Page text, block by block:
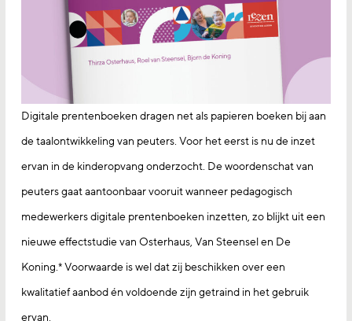
Digitale prentenboeken dragen net als papieren boeken bij aan
de taalontwikkeling van peuters. Voor het eerst is nu de inzet
ervan in de kinderopvang onderzocht. De woordenschat van
peuters gaat aantoonbaar vooruit wanneer pedagogisch
medewerkers digitale prentenboeken inzetten, zo blijkt uit een
nieuwe effectstudie van Osterhaus, Van Steensel en De
Koning.* Voorwaarde is wel dat zij beschikken over een
kwalitatief aanbod én voldoende zijn getraind in het gebruik
ervan.